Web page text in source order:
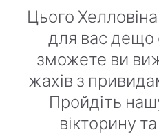
Цього
для вас дещо
зможете ви
жахів з
Пройдіть
вікторину